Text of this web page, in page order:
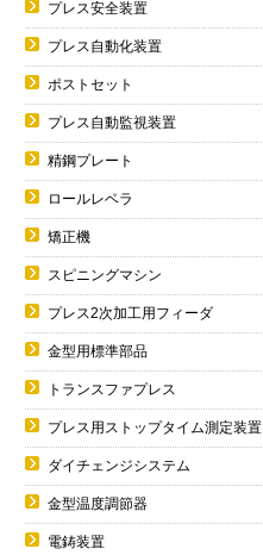
プレス安全装置
プレス自動化装置
ポストセット
プレス自動監視装置
精鋼プレート
ロールレベラ
矯正機
スピニングマシン
プレス2次加工用フィーダ
金型用標準部品
トランスファプレス
プレス用ストップタイム測定装置
ダイチェンジシステム
金型温度調節器
電鋳装置